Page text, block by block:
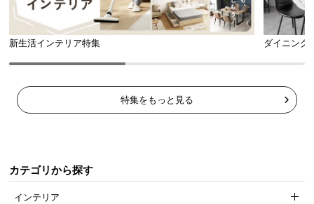
脚の高さは約26cm。床掃除がしやすく、カゴ等を使
新生活インテリア特集 ダイニング
特集をもっと見る
カテゴリから探す
インテリア